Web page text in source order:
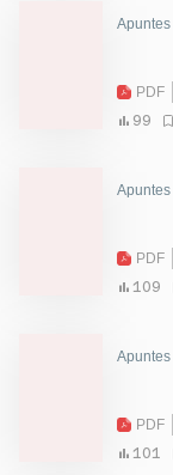
Apuntes
PDF
99
Apuntes
PDF
109
Apuntes
PDF
101